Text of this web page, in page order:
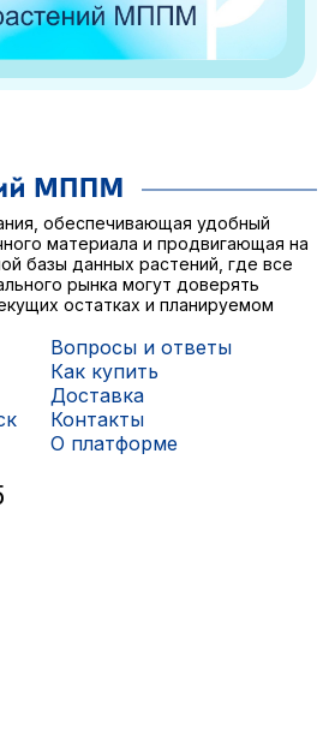
обеспечивающая удобный
материала и продвигающая на
базы данных растений, где все
рынка могут доверять
остатках и планируемом
Вопросы и ответы
Как купить
Доставка
Контакты
О платформе